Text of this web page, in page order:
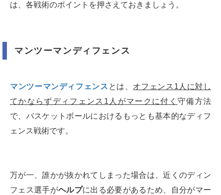
は、各戦術のポイントを押さえておきましょう。
マンツーマンディフェンス
マンツーマンディフェンス とは、 オフェンス1人に対し
てかならずディフェンス1人がマークに付く 守備方法
で、バスケットボールにおけるもっとも基本的なディフ
ェンス戦術です。
万が一、誰かが抜かれてしまった場合は、近くのディン
フェス選手がヘルプに出る必要があるため、自分がマー